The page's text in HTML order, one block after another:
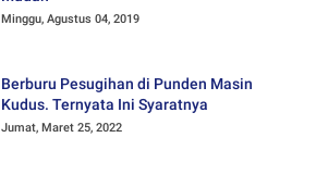
Minggu, Agustus 04, 2019
Berburu Pesugihan di Punden Masin
Kudus. Ternyata Ini Syaratnya
Jumat, Maret 25, 2022